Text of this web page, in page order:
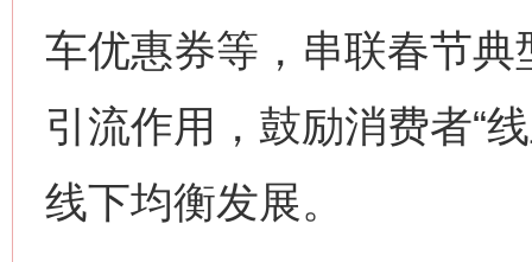
车优惠券等，串联春节
引流作用，鼓励消费者“
线下均衡发展。